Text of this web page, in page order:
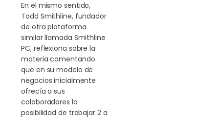
En el mismo sentido,
Todd Smithline, fundador
de otra plataforma
similar llamada Smithline
PC, reflexiona sobre la
materia comentando
que en su modelo de
negocios inicialmente
ofrecía a sus
colaboradores la
posibilidad de trabajar 2 a